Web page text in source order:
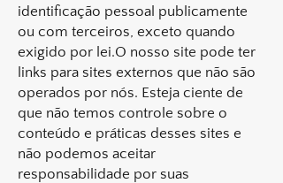
identificação pessoal publicamente
ou com terceiros, exceto quando
exigido por lei.O nosso site pode ter
links para sites externos que não são
operados por nós. Esteja ciente de
que não temos controle sobre o
conteúdo e práticas desses sites e
não podemos aceitar
responsabilidade por suas